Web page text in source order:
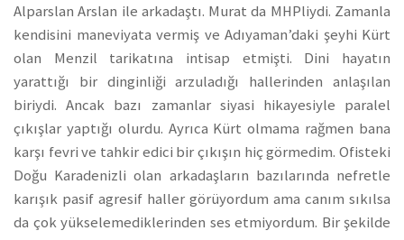
Alparslan Arslan ile arkadaştı. Murat da MHPliydi. Zamanla
kendisini maneviyata vermiş ve Adıyaman’daki şeyhi Kürt
olan Menzil tarikatına intisap etmişti. Dini hayatın
yarattığı bir dinginliği arzuladığı hallerinden anlaşılan
biriydi. Ancak bazı zamanlar siyasi hikayesiyle paralel
çıkışlar yaptığı olurdu. Ayrıca Kürt olmama rağmen bana
karşı fevri ve tahkir edici bir çıkışın hiç görmedim. Ofisteki
Doğu Karadenizli olan arkadaşların bazılarında nefretle
karışık pasif agresif haller görüyordum ama canım sıkılsa
da çok yükselemediklerinden ses etmiyordum. Bir şekilde